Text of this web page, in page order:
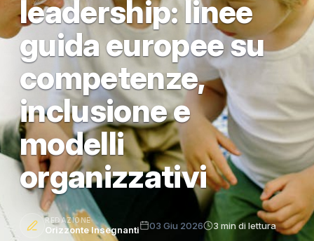
leadership: linee
guida europee su
competenze,
inclusione e
modelli
organizzativi
REDAZIONE
Orizzonte Insegnanti 03 Giu 2026 3 min di lettura